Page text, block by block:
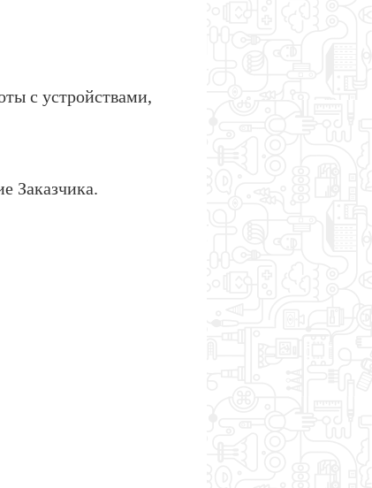
с устройствами,
Заказчика.